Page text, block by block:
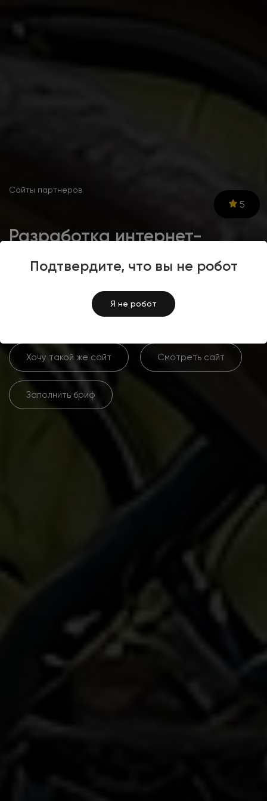
Подтвердите, что вы не робот
Я не робот
Сайты партнеров
Разработка интернет-
магазина
электротранспорта
Segwave.ru
Хочу такой же сайт Смотреть сайт
Заполнить бриф
5